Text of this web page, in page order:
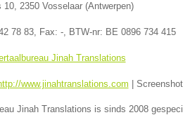
10, 2350 Vosselaar(Antwerpen)
78 83, Fax: -, BTW-nr: BE 0896 734 415
Jinah Translations
www.jinahtranslations.com Screenshot
Jinah Translations is sinds 2008